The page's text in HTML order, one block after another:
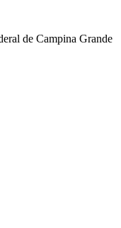
de Campina Grande